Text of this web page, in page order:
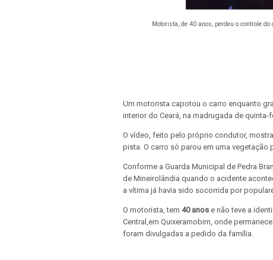
Motorista, de 40 anos, perdeu o controle
Um motorista capotou o carro enquanto
interior do Ceará, na madrugada de quinta-
O vídeo, feito pelo próprio condutor,
pista. O carro só parou em uma vegetação
Conforme a Guarda Municipal de Pedra
de Mineirolândia quando o acidente
a vítima já havia sido socorrida por
O motorista, tem 40 anos e não teve a
Central,em Quixeramobim, onde
foram divulgadas a pedido da família.